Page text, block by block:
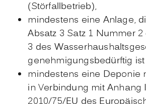
(Störfallbetrieb),
mindestens eine Anlage,
Absatz 3 Satz 1 Nummer
3 des
genehmigungsbedürftig
mindestens eine Deponie
in Verbindung mit Anhang